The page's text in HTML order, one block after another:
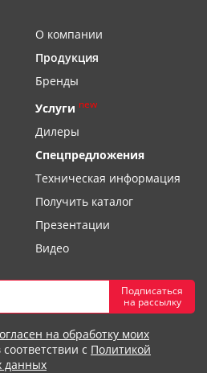
О компании
Продукция
Бренды
Услуги new
Дилеры
Спецпредложения
Техническая информация
Получить каталог
Презентации
Видео
Подписаться
на рассылку
на обработку моих
соответствии с Политикой
данных